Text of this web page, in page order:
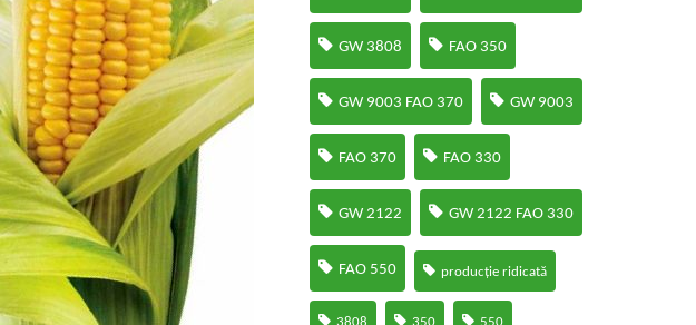
GW 3808 FAO 350
GW 9003 FAO 370 GW 9003
FAO 370 FAO 330
GW 2122 GW 2122 FAO 330
FAO 550 producție ridicată